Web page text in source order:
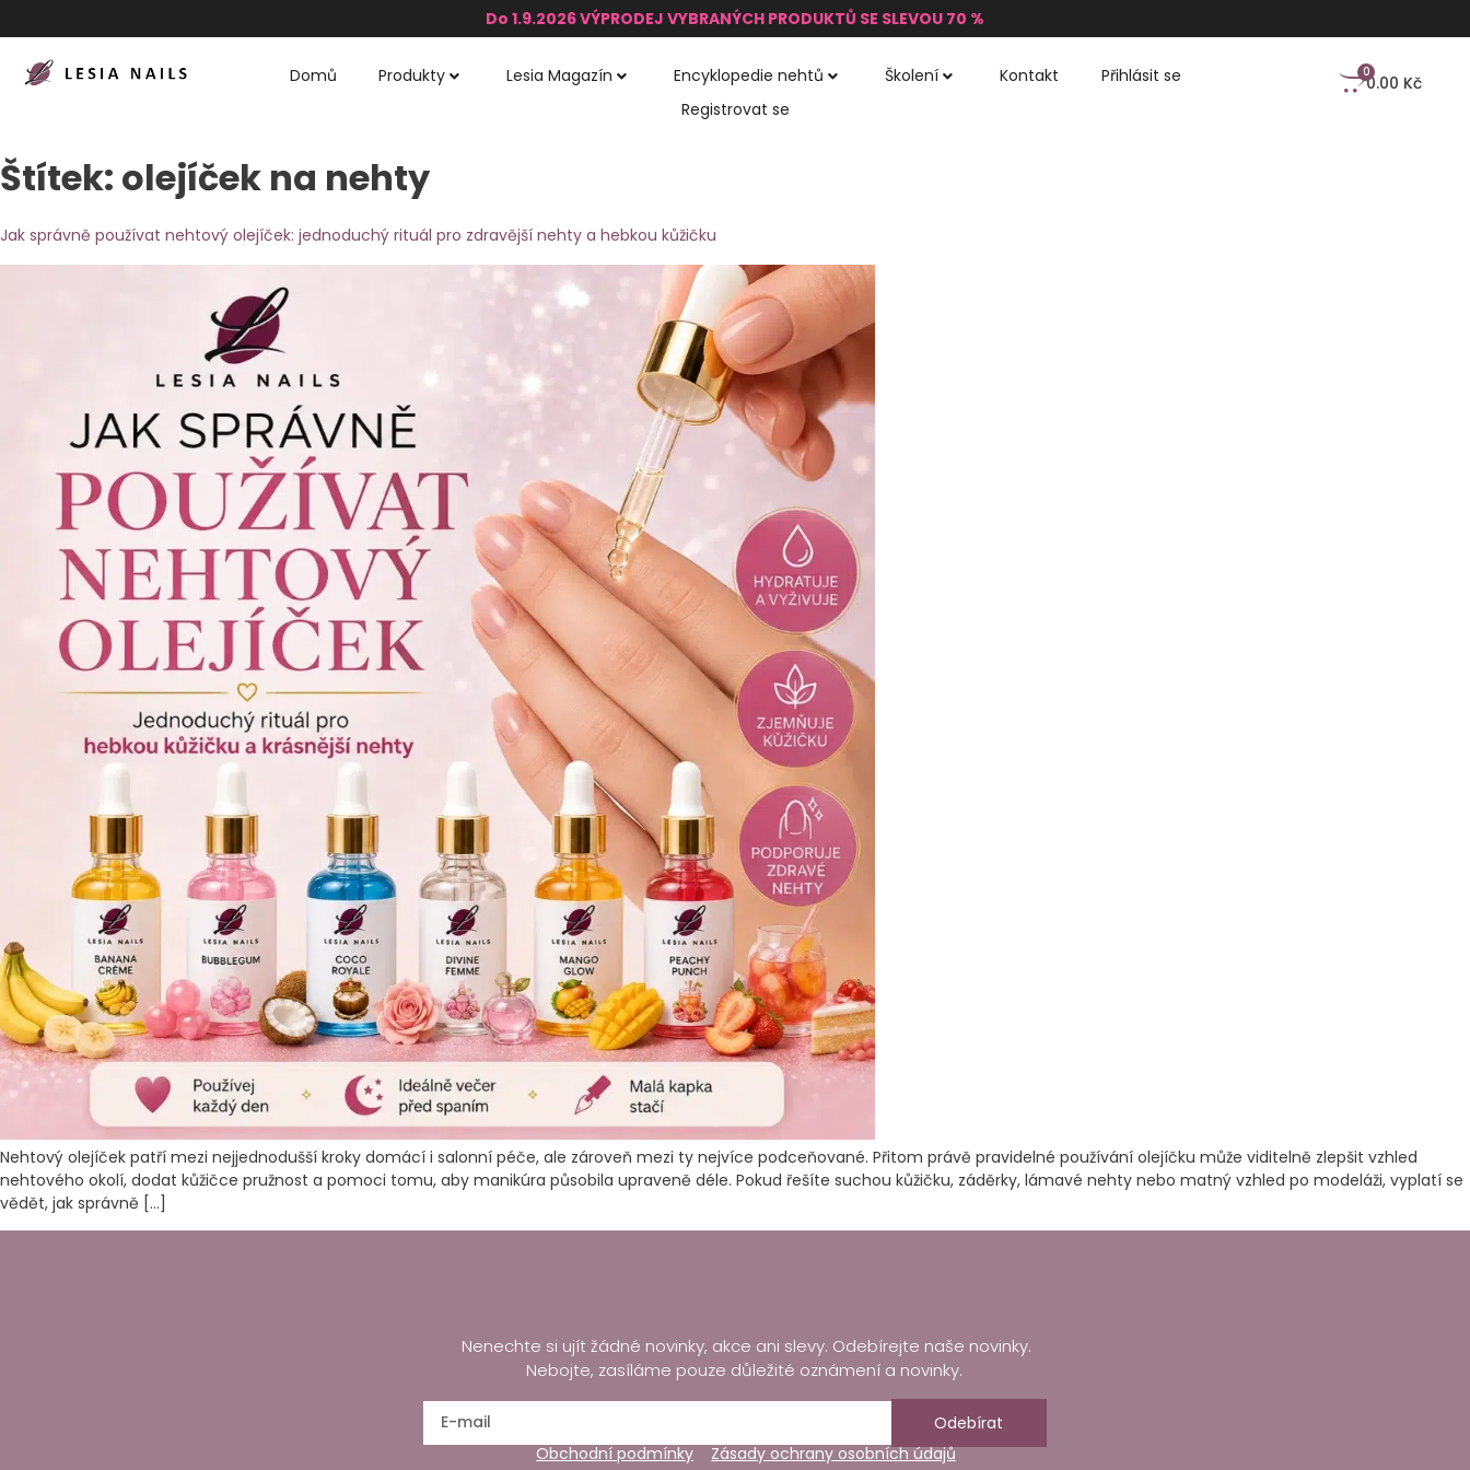
Do 1.9.2026 VÝPRODEJ VYBRANÝCH PRODUKTŮ SE SLEVOU 70 %
0.00 Kč
0
Domů Produkty Lesia Magazín Encyklopedie nehtů Školení Kontakt
Přihlásit se
Registrovat se
Štítek: olejíček na nehty
Jak správně používat nehtový olejíček: jednoduchý rituál pro zdravější nehty a hebkou kůžičku
Nehtový olejíček patří mezi nejjednodušší kroky domácí i salonní péče, ale zároveň mezi ty nejvíce podceňované. Přitom právě pravidelné používání olejíčku může viditelně zlepšit vzhled
nehtového okolí, dodat kůžičce pružnost a pomoci tomu, aby manikúra působila upraveně déle. Pokud řešíte suchou kůžičku, záděrky, lámavé nehty nebo matný vzhled po modeláži, vyplatí se
vědět, jak správně […]
Nenechte si ujít žádné novinky, akce ani slevy. Odebírejte naše novinky.
Nebojte, zasíláme pouze důležité oznámení a novinky.
Odebírat
Obchodní podmínky
Zásady ochrany osobních údajů